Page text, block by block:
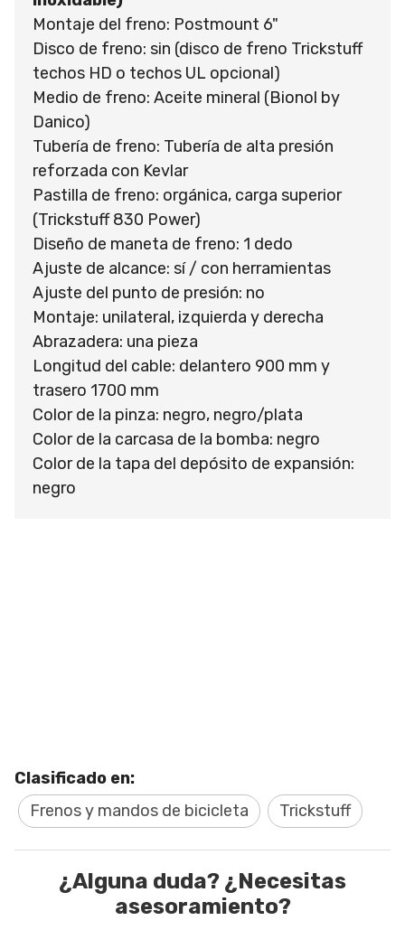
Montaje del freno: Postmount 6"
Disco de freno: sin (disco de freno Trickstuff
techos HD o techos UL opcional)
Medio de freno: Aceite mineral (Bionol by
Danico)
Tubería de freno: Tubería de alta presión
reforzada con Kevlar
Pastilla de freno: orgánica, carga superior
(Trickstuff 830 Power)
Diseño de maneta de freno: 1 dedo
Ajuste de alcance: sí / con herramientas
Ajuste del punto de presión: no
Montaje: unilateral, izquierda y derecha
Abrazadera: una pieza
Longitud del cable: delantero 900 mm y
trasero 1700 mm
Color de la pinza: negro, negro/plata
Color de la carcasa de la bomba: negro
Color de la tapa del depósito de expansión:
negro
Clasificado en:
Frenos y mandos de bicicleta
Trickstuff
¿Alguna duda? ¿Necesitas
asesoramiento?